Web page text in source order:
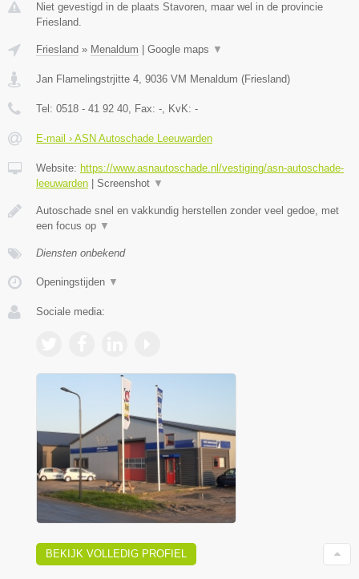
Niet gevestigd in de plaats Stavoren, maar wel in de provincie
Friesland.
Friesland » Menaldum Google maps ▼
Jan Flamelingstrjitte 4, 9036 VM Menaldum (Friesland)
Tel: 0518 - 41 92 40, Fax: -, KvK: -
E-mail › ASN Autoschade Leeuwarden
Website: https://www.asnautoschade.nl/vestiging/asn-autoschade-
leeuwarden
Screenshot ▼
Autoschade snel en vakkundig herstellen zonder veel gedoe, met
een focus op ▼
Diensten onbekend
Openingstijden ▼
Sociale media:
BEKIJK VOLLEDIG PROFIEL